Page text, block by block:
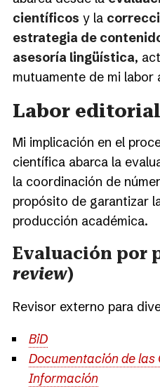
científicos y la
estrategia de
asesoría lingüística,
mutuamente de mi labor
Labor
Mi implicación en el
científica abarca la
la coordinación de
propósito de garantizar
producción académica.
Evaluación por
review)
Revisor externo para
BiD
Documentación de las
Información